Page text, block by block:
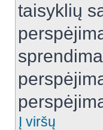
taisyklių
Į viršų